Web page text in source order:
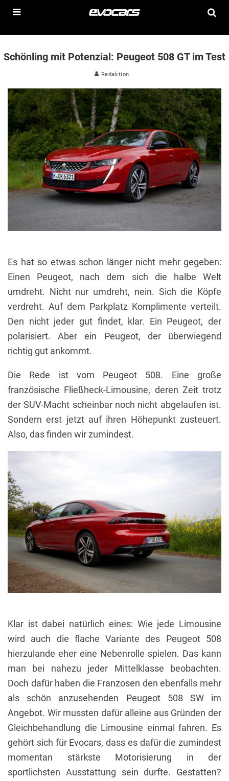
Schönling mit Potenzial: Peugeot 508 GT im Test
Redaktion
Es hat so etwas schon länger nicht mehr gegeben:
Einen Peugeot, nach dem sich die halbe Welt
umdreht. Nicht nur umdreht, nein. Sich die Köpfe
verdreht. Auf dem Parkplatz Komplimente verteilt.
Den nicht jeder gut findet, klar. Ein Peugeot, der
polarisiert. Aber ein Peugeot, der überwiegend
richtig gut ankommt.
Die Rede ist vom Peugeot 508. Eine große
französische Fließheck-Limousine, deren Zeit trotz
der SUV-Macht scheinbar noch nicht abgelaufen ist.
Sondern erst jetzt auf ihren Höhepunkt zusteuert.
Also, das finden wir zumindest.
Klar ist dabei natürlich eines: Wie jede Limousine
wird auch die flache Variante des Peugeot 508
hierzulande eher eine Nebenrolle spielen. Das kann
man bei nahezu jeder Mittelklasse beobachten.
Doch dafür haben die Franzosen den ebenfalls mehr
als schön anzusehenden Peugeot 508 SW im
Angebot. Wir mussten dafür alleine aus Gründen der
Gleichbehandlung die Limousine einmal fahren. Es
gehört sich für Evocars, dass es dafür die zumindest
momentan stärkste Motorisierung in der
sportlichsten Ausstattung sein durfte. Gestatten?